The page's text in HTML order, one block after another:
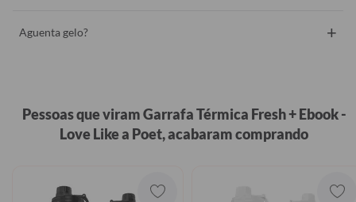
Aguenta gelo? +
Pessoas que viram Garrafa Térmica Fresh + Ebook -
Love Like a Poet, acabaram comprando